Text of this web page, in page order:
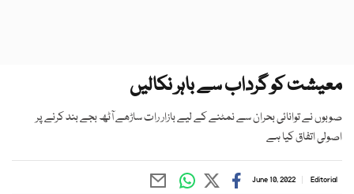
معیشت کو گرداب سے باہر نکالیں
صوبوں نے توانائی بحران سے نمٹنے کے لیے بازار رات ساڑھے آٹھ بجے بند کرنے پر
اصولی اتفاق کیا ہے
Editorial
June 10, 2022